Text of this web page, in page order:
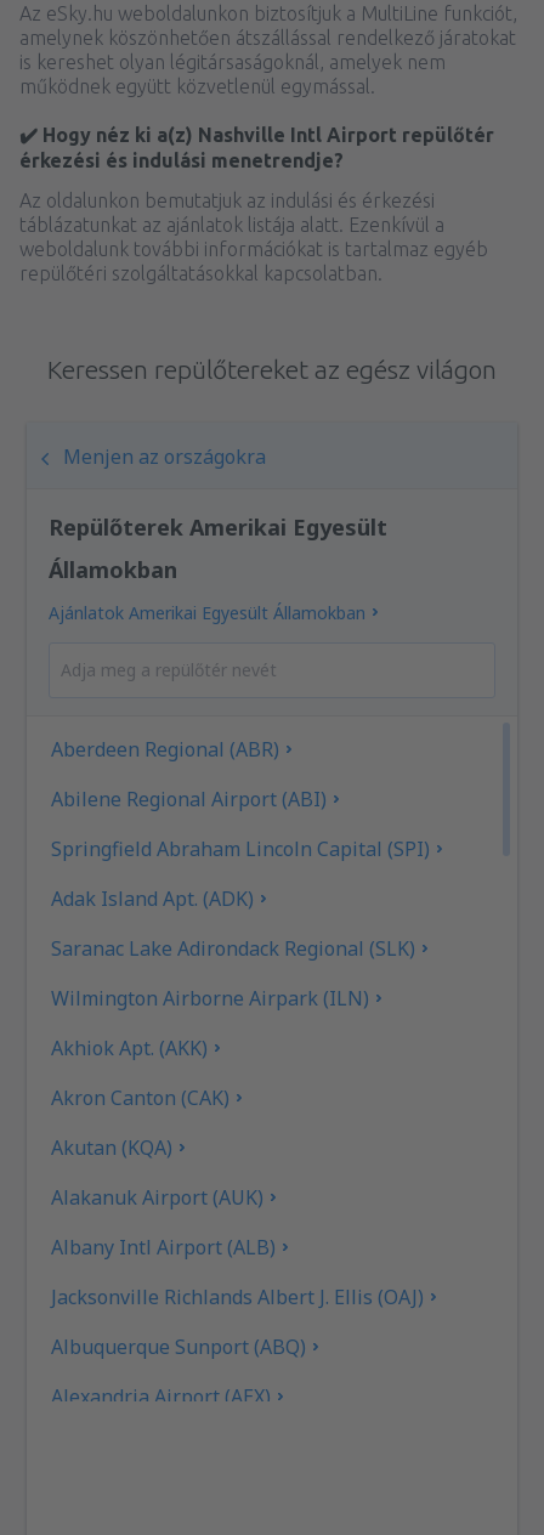
Az eSky.hu weboldalunkon biztosítjuk a MultiLine funkciót,
amelynek köszönhetően átszállással rendelkező járatokat
is kereshet olyan légitársaságoknál, amelyek nem
működnek együtt közvetlenül egymással.
✔️ Hogy néz ki a(z) Nashville Intl Airport repülőtér
érkezési és indulási menetrendje?
Az oldalunkon bemutatjuk az indulási és érkezési
táblázatunkat az ajánlatok listája alatt. Ezenkívül a
weboldalunk további információkat is tartalmaz egyéb
repülőtéri szolgáltatásokkal kapcsolatban.
Keressen repülőtereket az egész világon
Menjen az országokra
Repülőterek Amerikai Egyesült
Államokban
Ajánlatok Amerikai Egyesült Államokban
Aberdeen Regional (ABR)
Abilene Regional Airport (ABI)
Springfield Abraham Lincoln Capital (SPI)
Adak Island Apt. (ADK)
Saranac Lake Adirondack Regional (SLK)
Wilmington Airborne Airpark (ILN)
Akhiok Apt. (AKK)
Akron Canton (CAK)
Akutan (KQA)
Alakanuk Airport (AUK)
Albany Intl Airport (ALB)
Jacksonville Richlands Albert J. Ellis (OAJ)
Albuquerque Sunport (ABQ)
Alexandria Airport (AEX)